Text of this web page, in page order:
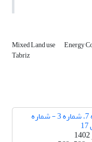
Mixed Land use Energy
Tabriz
دوره 7، شماره 3 - شماره